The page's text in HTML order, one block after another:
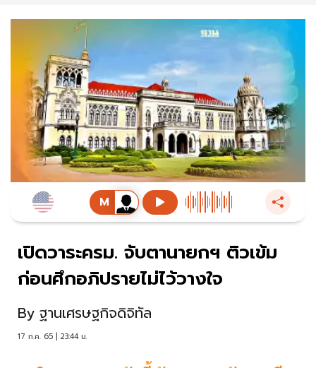
เปิดวาระครม. จับตานายกฯ ติวเข้ม
ก่อนศึกอภิปรายไม่ไว้วางใจ
By ฐานเศรษฐกิจดิจิทัล
17 ก.ค. 65 | 23:44 น.